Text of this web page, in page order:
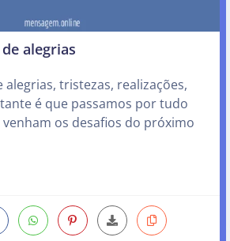
alegrias
alegrias, tristezas, realizações,
é que passamos por tudo
venham os desafios do próximo